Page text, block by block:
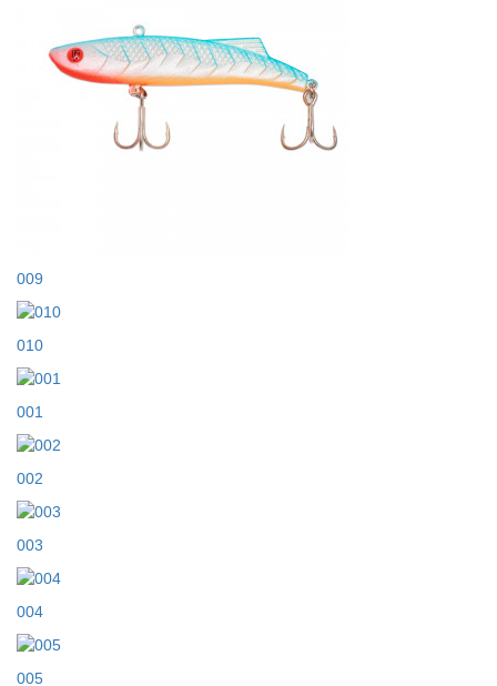
009
010
001
002
003
004
005